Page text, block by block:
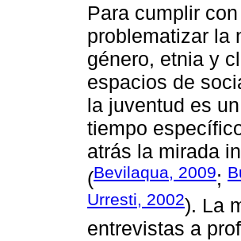
Para cumplir
problematizar la
género, etnia y
espacios de
la juventud es
tiempo
atrás la mirada
(Bevilaqua, 2009;
Urresti, 2002). La
entrevistas a